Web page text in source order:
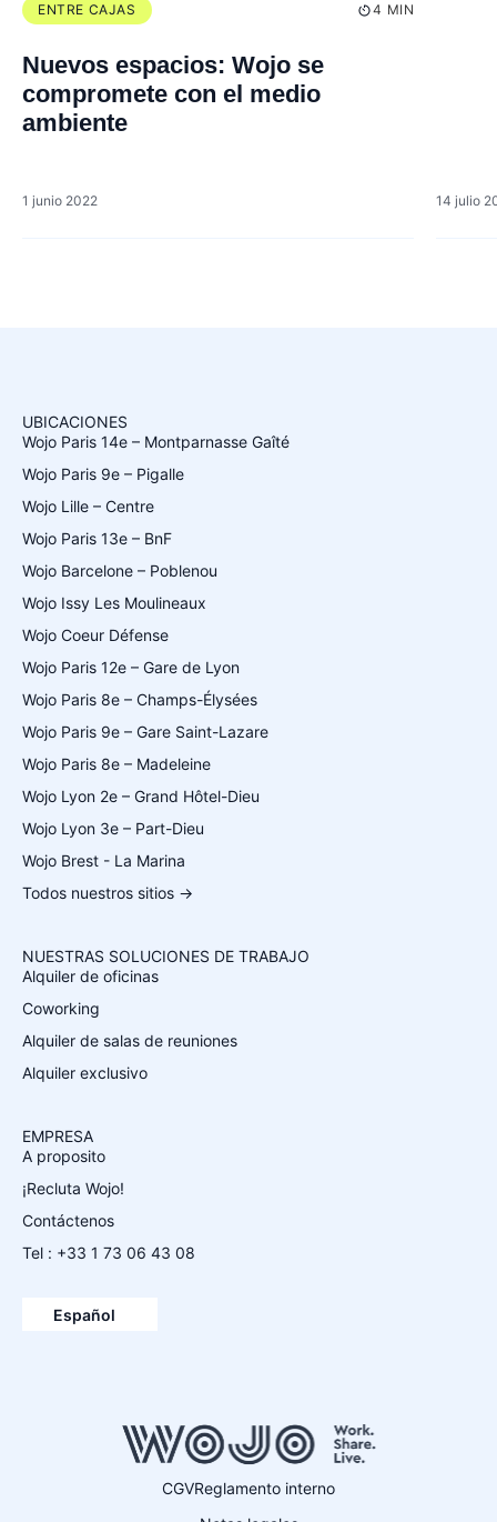
ENTRE CAJAS 4 MIN
Nuevos espacios: Wojo se
compromete con el medio
ambiente
1 junio 2022 14 julio
UBICACIONES
Wojo Paris 14e – Montparnasse Gaîté
Wojo Paris 9e – Pigalle
Wojo Lille – Centre
Wojo Paris 13e – BnF
Wojo Barcelone – Poblenou
Wojo Issy Les Moulineaux
Wojo Coeur Défense
Wojo Paris 12e – Gare de Lyon
Wojo Paris 8e – Champs-Élysées
Wojo Paris 9e – Gare Saint-Lazare
Wojo Paris 8e – Madeleine
Wojo Lyon 2e – Grand Hôtel-Dieu
Wojo Lyon 3e – Part-Dieu
Wojo Brest - La Marina
Todos nuestros sitios →
NUESTRAS SOLUCIONES DE TRABAJO
Alquiler de oficinas
Coworking
Alquiler de salas de reuniones
Alquiler exclusivo
EMPRESA
A proposito
¡Recluta Wojo!
Contáctenos
Tel : +33 1 73 06 43 08
Español
Français
Deutsch
CGVReglamento interno